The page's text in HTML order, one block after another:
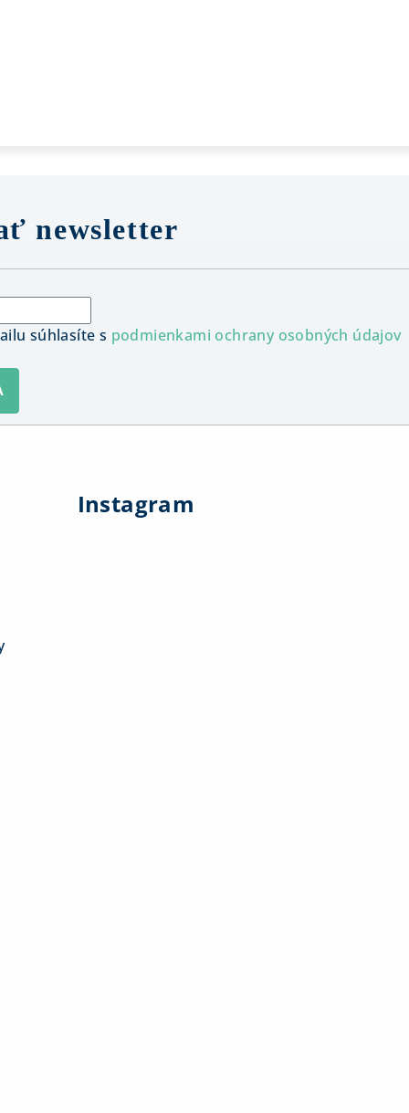
newsletter
súhlasíte s podmienkami ochrany osobných údajov
Instagram